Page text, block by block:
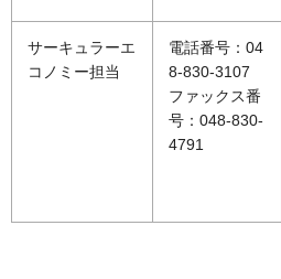
サーキュラーエ
コノミー担当
電話番号：04
8-830-3107
ファックス番
号：048-830-
4791